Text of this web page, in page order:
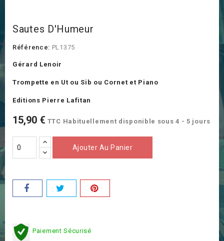
Sautes D'Humeur
Référence: PL1375
Gérard Lenoir
Trompette en Ut ou Sib ou Cornet et Piano
Editions Pierre Lafitan
15,90 € TTC Habituellement disponible sous 4 - 5 jours
Ajouter Au Panier
Paiement Sécurisé